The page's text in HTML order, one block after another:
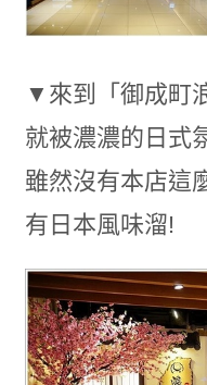
▼來到「御成町
就被濃濃的日式
雖然沒有本店這
有日本風味溜!